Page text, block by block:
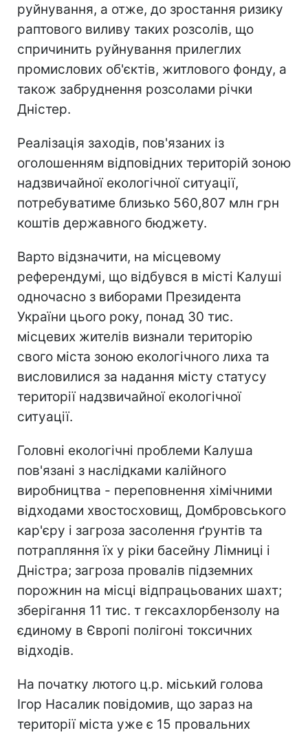
руйнування, а отже, до зростання ризику
раптового виливу таких розсолів, що
спричинить руйнування прилеглих
промислових об'єктів, житлового фонду, а
також забруднення розсолами річки
Дністер.
Реалізація заходів, пов'язаних із
оголошенням відповідних територій зоною
надзвичайної екологічної ситуації,
потребуватиме близько 560,807 млн грн
коштів державного бюджету.
Варто відзначити, на місцевому
референдумі, що відбувся в місті Калуші
одночасно з виборами Президента
України цього року, понад 30 тис.
місцевих жителів визнали територію
свого міста зоною екологічного лиха та
висловилися за надання місту статусу
території надзвичайної екологічної
ситуації.
Головні екологічні проблеми Калуша
пов'язані з наслідками калійного
виробництва - переповнення хімічними
відходами хвостосховищ, Домбровського
кар'єру і загроза засолення ґрунтів та
потрапляння їх у ріки басейну Лімниці і
Дністра; загроза провалів підземних
порожнин на місці відпрацьованих шахт;
зберігання 11 тис. т гексахлорбензолу на
єдиному в Європі полігоні токсичних
відходів.
На початку лютого ц.р. міський голова
Ігор Насалик повідомив, що зараз на
території міста уже є 15 провальних